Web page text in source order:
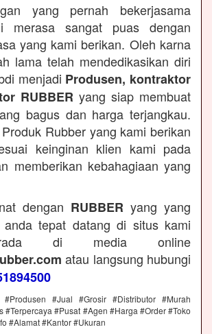
yang pernah bekerjasama
merasa sangat puas dengan
yang kami berikan. Oleh karna
lama telah mendedikasikan diri
menjadi Produsen, kontraktor
RUBBER yang siap membuat
bagus dan harga terjangkau.
Rubber yang kami berikan
keinginan klien kami pada
memberikan kebahagiaan yang
dengan RUBBER yang yang
anda tepat datang di situs kami
di media online
atau langsung hubungi
#Produsen #Jual #Grosir #Distributor #Murah
#Terpercaya #Pusat #Agen #Harga #Order #Toko
#Alamat #Kantor #Ukuran